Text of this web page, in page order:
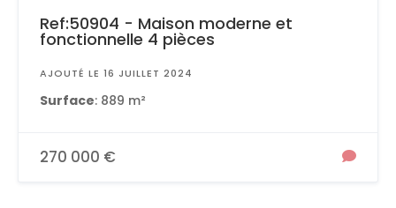
Ref:50904 - Maison moderne et
fonctionnelle 4 pièces
AJOUTÉ LE 16 JUILLET 2024
Surface: 889 m²
270 000 €